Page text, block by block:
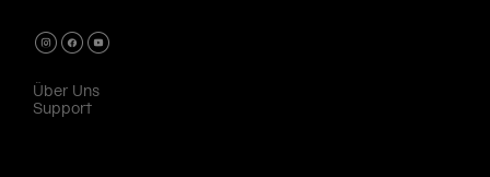
Über Uns
Support